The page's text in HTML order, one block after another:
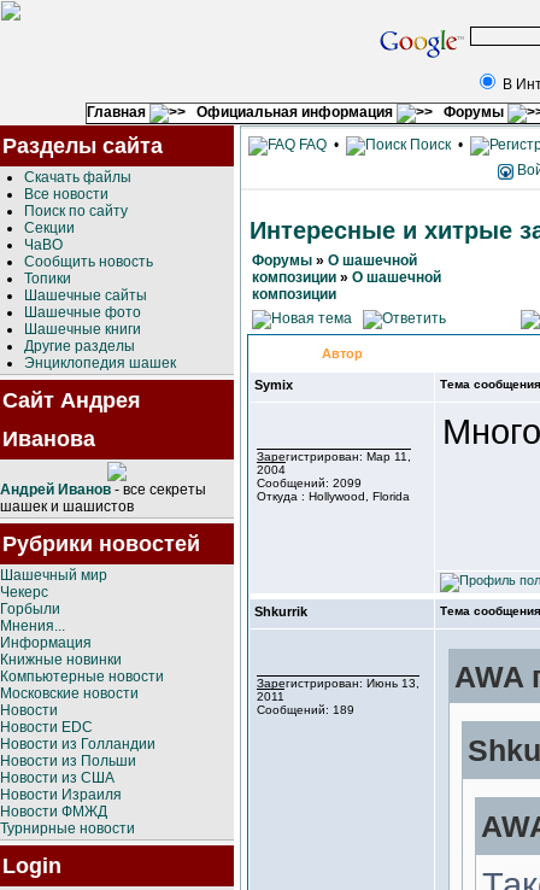
В
Главная
Официальная информация Форумы
Разделы сайта
Скачать файлы
Все новости
Поиск по сайту
Секции
ЧаВО
Сообщить новость
Топики
Шашечные сайты
Шашечные фото
Шашечные книги
Другие разделы
Энциклопедия шашек
Сайт Андрея
Иванова
Андрей Иванов - все секреты
шашек и шашистов
Рубрики новостей
Шашечный мир
Чекерс
Горбыли
Мнения...
Информация
Книжные новинки
Компьютерные новости
Московские новости
Новости
Новости EDC
Новости из Голландии
Новости из Польши
Новости из США
Новости Израиля
Новости ФМЖД
Турнирные новости
Login
FAQ • Поиск •
Интересные и хитрые
Форумы » О шашечной
композиции » О шашечной
композиции
Автор
Symix Тема
Зарегистрирован: Мар 11,
2004
Сообщений: 2099
Откуда : Hollywood, Florida
Shkurrik Тема
Зарегистрирован: Июнь 13,
2011
Сообщений: 189
AWA